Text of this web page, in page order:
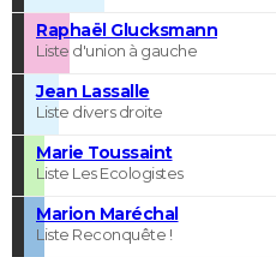
Raphaël Glucksmann
Liste d'union à gauche
Jean Lassalle
Liste divers droite
Marie Toussaint
Liste Les Ecologistes
Marion Maréchal
Liste Reconquête !